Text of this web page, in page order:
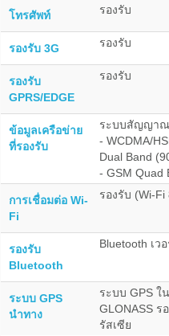
โทรศัพท์ รองรับ
รองรับ 3G รองรับ
รองรับ
GPRS/EDGE
รองรับ
ข้อมูลเครือข่าย
ที่รองรับ
ระบบสัญญาณ
- WCDMA/
Dual Band
- GSM Quad
การเชื่อมต่อ Wi-
Fi
รองรับ (Wi-Fi
รองรับ
Bluetooth
Bluetooth เว
ระบบ GPS
นำทาง
ระบบ GPS ใ
GLONASS ร
รัสเซีย